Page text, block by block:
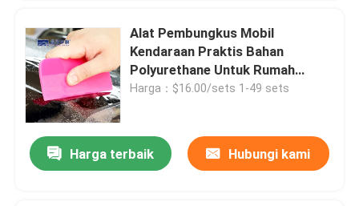
Alat Pembungkus Mobil
Kendaraan Praktis Bahan
Polyurethane Untuk Rumah
Tangga
Harga：$16.00/sets 1-49 sets
Harga terbaik Hubungi kami